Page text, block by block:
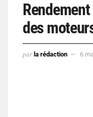
des
par la rédaction 6